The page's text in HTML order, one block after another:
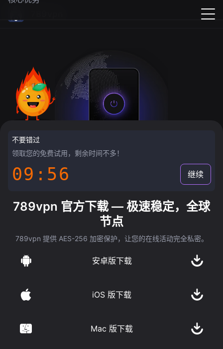
不要错过
领取您的免费试用，剩余时间不多！
09:55 继续
789vpn 官方下载 — 极速稳定，全球
节点
789vpn 提供 AES-256 加密保护，让您的在线活动完全私密。
安卓版下载
iOS 版下载
Mac 版下载